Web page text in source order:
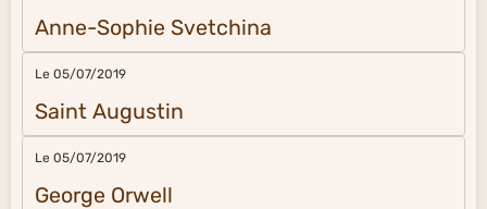
Anne-Sophie Svetchina
Le 05/07/2019
Saint Augustin
Le 05/07/2019
George Orwell